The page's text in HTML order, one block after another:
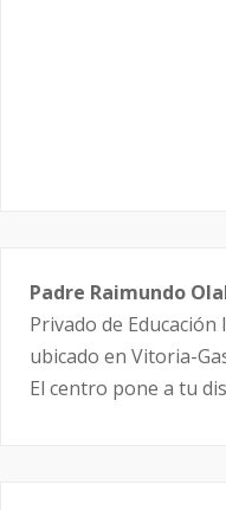
Padre Raimundo
Privado de
ubicado en Vitoria-
El centro pone a tu